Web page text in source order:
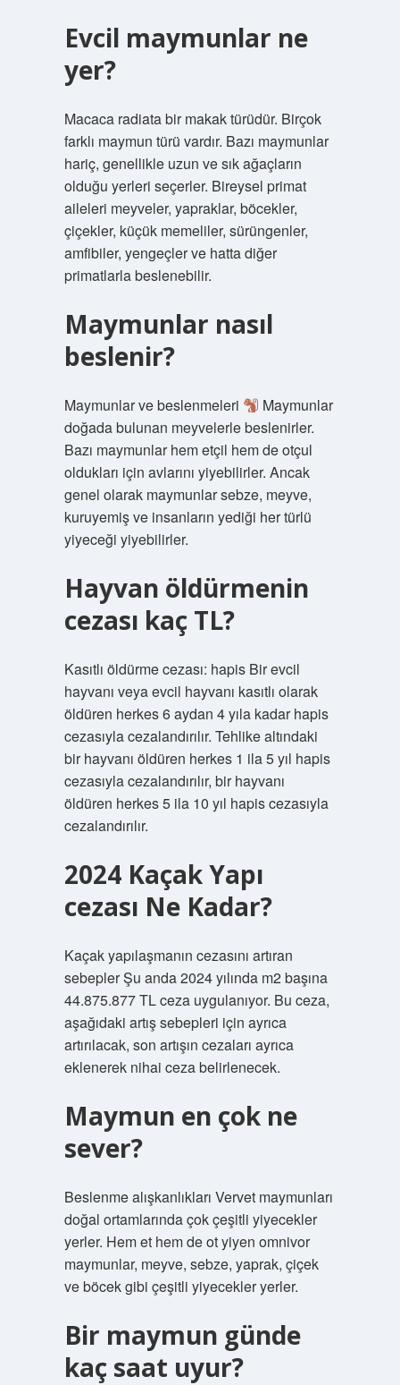
Evcil maymunlar ne
yer?
Macaca radiata bir makak türüdür. Birçok
farklı maymun türü vardır. Bazı maymunlar
hariç, genellikle uzun ve sık ağaçların
olduğu yerleri seçerler. Bireysel primat
aileleri meyveler, yapraklar, böcekler,
çiçekler, küçük memeliler, sürüngenler,
amfibiler, yengeçler ve hatta diğer
primatlarla beslenebilir.
Maymunlar nasıl
beslenir?
Maymunlar ve beslenmeleri
Maymunlar
doğada bulunan meyvelerle beslenirler.
Bazı maymunlar hem etçil hem de otçul
oldukları için avlarını yiyebilirler. Ancak
genel olarak maymunlar sebze, meyve,
kuruyemiş ve insanların yediği her türlü
yiyeceği yiyebilirler.
Hayvan öldürmenin
cezası kaç TL?
Kasıtlı öldürme cezası: hapis Bir evcil
hayvanı veya evcil hayvanı kasıtlı olarak
öldüren herkes 6 aydan 4 yıla kadar hapis
cezasıyla cezalandırılır. Tehlike altındaki
bir hayvanı öldüren herkes 1 ila 5 yıl hapis
cezasıyla cezalandırılır, bir hayvanı
öldüren herkes 5 ila 10 yıl hapis cezasıyla
cezalandırılır.
2024 Kaçak Yapı
cezası Ne Kadar?
Kaçak yapılaşmanın cezasını artıran
sebepler Şu anda 2024 yılında m2 başına
44.875.877 TL ceza uygulanıyor. Bu ceza,
aşağıdaki artış sebepleri için ayrıca
artırılacak, son artışın cezaları ayrıca
eklenerek nihai ceza belirlenecek.
Maymun en çok ne
sever?
Beslenme alışkanlıkları Vervet maymunları
doğal ortamlarında çok çeşitli yiyecekler
yerler. Hem et hem de ot yiyen omnivor
maymunlar, meyve, sebze, yaprak, çiçek
ve böcek gibi çeşitli yiyecekler yerler.
Bir maymun günde
kaç saat uyur?